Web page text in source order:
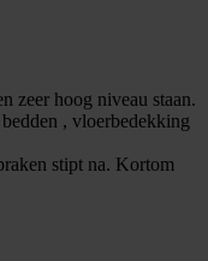
zeer hoog niveau staan.
, vloerbedekking
stipt na. Kortom